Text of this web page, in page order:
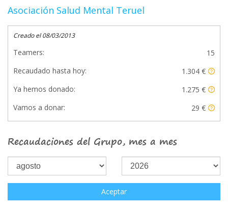
Asociación Salud Mental Teruel
Creado el 08/03/2013
Teamers:
15
Recaudado hasta hoy:
1.304 €
Ya hemos donado:
1.275 €
Vamos a donar:
29 €
Recaudaciones del Grupo, mes a mes
Aceptar